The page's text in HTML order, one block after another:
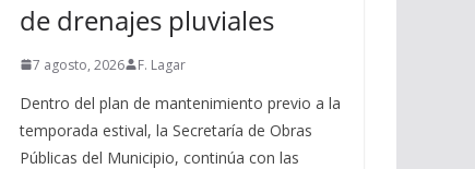
de drenajes pluviales
7 agosto, 2026 F. Lagar
Dentro del plan de mantenimiento previo a la
temporada estival, la Secretaría de Obras
Públicas del Municipio, continúa con las